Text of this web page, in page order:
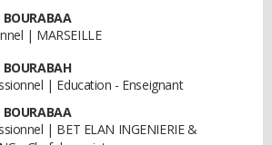
| MARSEILLE
| Education - Enseignant
| BET ELAN INGENIERIE &